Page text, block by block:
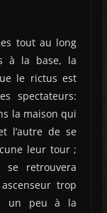
tout au long
à la base, la
le rictus est
spectateurs:
la maison qui
l’autre de se
leur tour ;
retrouvera
trop
un peu à la